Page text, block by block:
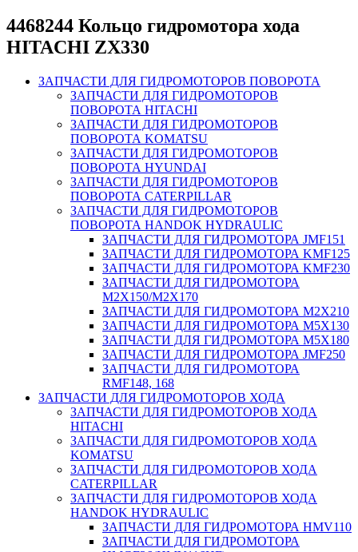
4468244 Кольцо гидромотора хода
HITACHI ZX330
ЗАПЧАСТИ ДЛЯ ГИДРОМОТОРОВ ПОВОРОТА
ЗАПЧАСТИ ДЛЯ ГИДРОМОТОРОВ
ПОВОРОТА HITACHI
ЗАПЧАСТИ ДЛЯ ГИДРОМОТОРОВ
ПОВОРОТА KOMATSU
ЗАПЧАСТИ ДЛЯ ГИДРОМОТОРОВ
ПОВОРОТА HYUNDAI
ЗАПЧАСТИ ДЛЯ ГИДРОМОТОРОВ
ПОВОРОТА CATERPILLAR
ЗАПЧАСТИ ДЛЯ ГИДРОМОТОРОВ
ПОВОРОТА HANDOK HYDRAULIC
ЗАПЧАСТИ ДЛЯ ГИДРОМОТОРА JMF151
ЗАПЧАСТИ ДЛЯ ГИДРОМОТОРА KMF125
ЗАПЧАСТИ ДЛЯ ГИДРОМОТОРА KMF230
ЗАПЧАСТИ ДЛЯ ГИДРОМОТОРА
M2X150/M2X170
ЗАПЧАСТИ ДЛЯ ГИДРОМОТОРА M2X210
ЗАПЧАСТИ ДЛЯ ГИДРОМОТОРА M5X130
ЗАПЧАСТИ ДЛЯ ГИДРОМОТОРА M5X180
ЗАПЧАСТИ ДЛЯ ГИДРОМОТОРА JMF250
ЗАПЧАСТИ ДЛЯ ГИДРОМОТОРА
RMF148, 168
ЗАПЧАСТИ ДЛЯ ГИДРОМОТОРОВ ХОДА
ЗАПЧАСТИ ДЛЯ ГИДРОМОТОРОВ ХОДА
HITACHI
ЗАПЧАСТИ ДЛЯ ГИДРОМОТОРОВ ХОДА
KOMATSU
ЗАПЧАСТИ ДЛЯ ГИДРОМОТОРОВ ХОДА
CATERPILLAR
ЗАПЧАСТИ ДЛЯ ГИДРОМОТОРОВ ХОДА
HANDOK HYDRAULIC
ЗАПЧАСТИ ДЛЯ ГИДРОМОТОРА HMV110
ЗАПЧАСТИ ДЛЯ ГИДРОМОТОРА